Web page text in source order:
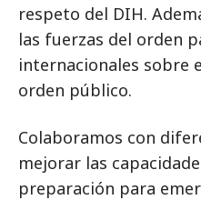
respeto del DIH.
las fuerzas del orden
internacionales sobre
orden público.
Colaboramos con
mejorar las
preparación para